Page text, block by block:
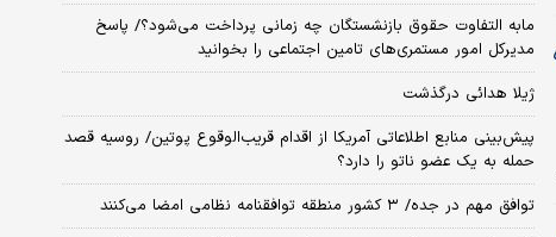
مابه التفاوت حقوق بازنشستگان چه زمانی پرداخت می‌شود؟/ پاسخ
مدیرکل امور مستمری‌های تامین اجتماعی را بخوانید
ژیلا هدائی درگذشت
پیش‌بینی منابع اطلاعاتی آمریکا از اقدام قریب‌الوقوع پوتین/ روسیه قصد
حمله به یک عضو ناتو را دارد؟
توافق مهم در جده/ ۳ کشور منطقه توافقنامه نظامی امضا می‌کنند